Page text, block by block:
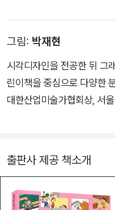
된 시 「지금은 미래에 대해
성한 작품입니다.
그림: 박재현
시각디자인을 전공한 뒤 그
린이책을 중심으로 다양한
대한산업미술가협회상, 서
워』를 비롯해 『꼬물꼬물 세
DGs 이야기』, 『치고, 던지
출판사 제공 책소개